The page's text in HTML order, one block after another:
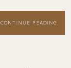
CONTINUE READING